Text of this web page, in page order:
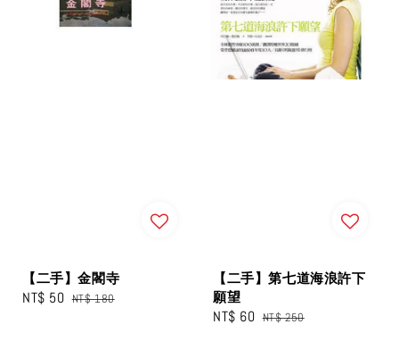
【二手】金閣寺
Sale
NT$ 50 Regular
NT$ 180
【二手】第七道海浪許下
願望
Sale
NT$ 60 Regular
NT$ 250